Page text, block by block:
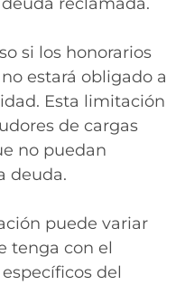
si los honorarios
estará obligado a
Esta limitación
de cargas
no puedan
deuda.
puede variar
tenga con el
del